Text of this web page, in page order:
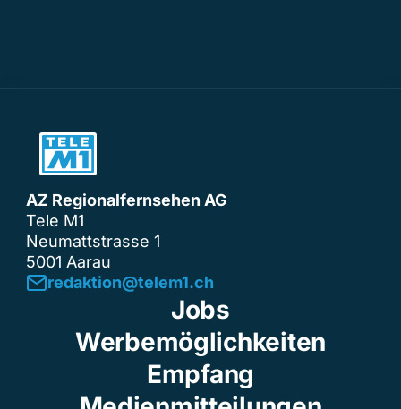
AZ Regionalfernsehen AG
Tele M1
Neumattstrasse 1
5001 Aarau
redaktion@telem1.ch
Jobs
Werbemöglichkeiten
Empfang